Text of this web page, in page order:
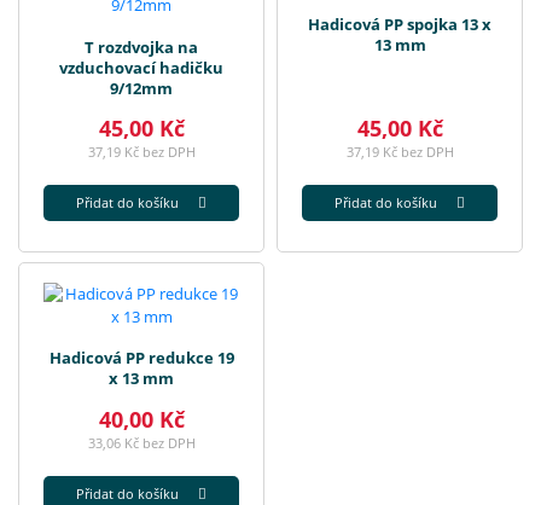
T rozdvojka na
vzduchovací hadičku
9/12mm
45,00 Kč
37,19 Kč bez DPH
Přidat do košíku
Hadicová PP spojka 13 x
13 mm
45,00 Kč
37,19 Kč bez DPH
Přidat do košíku
Hadicová PP redukce 19
x 13 mm
40,00 Kč
33,06 Kč bez DPH
Přidat do košíku